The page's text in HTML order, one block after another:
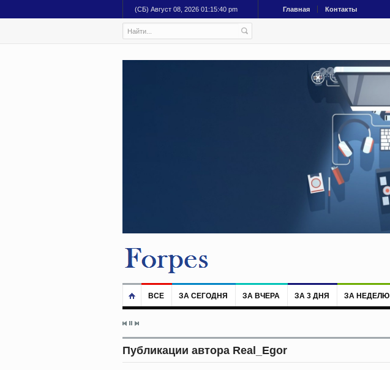
(СБ) Август 08, 2026 01:15:41 pm Главная Контакты
ВСЕ ЗА СЕГОДНЯ ЗА ВЧЕРА ЗА 3 ДНЯ ЗА НЕДЕЛЮ
Публикации автора Real_Egor